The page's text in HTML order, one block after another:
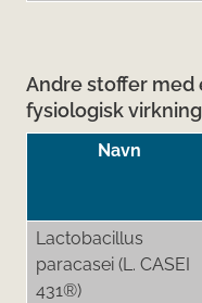
Andre stoffer
fysiologisk virkning
Navn
Lactobacillus
paracasei (L. CASEI
431®)